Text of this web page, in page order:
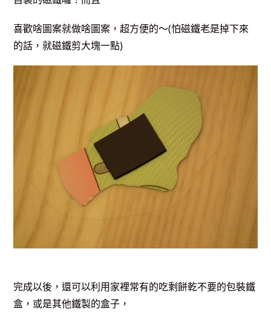
喜歡啥圖案就做啥圖案，超方便的～(怕磁鐵老是掉下來
的話，就磁鐵剪大塊一點)
完成以後，還可以利用家裡常有的吃剩餅乾不要的包裝鐵
盒，或是其他鐵製的盒子，